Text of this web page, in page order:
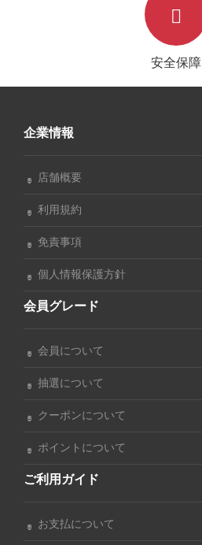
安全保障
企業情報
店舗概要
利用規約
免責事項
個人情報保護方針
会員グレード
会員について
抽選について
クーポンについて
ポイントについて
ご利用ガイド
お支払について